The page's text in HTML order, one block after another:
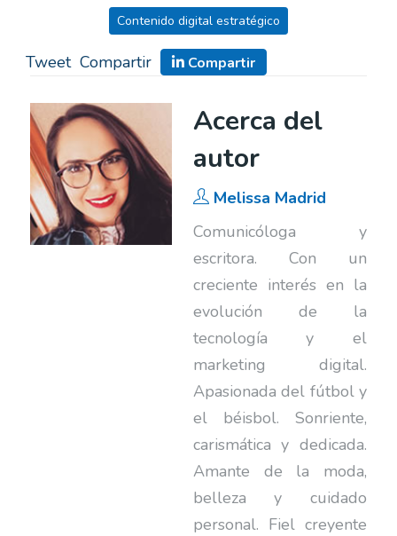
Contenido digital estratégico
Tweet Compartir Compartir
Acerca del
autor
Melissa Madrid
Comunicóloga y
escritora. Con un
creciente interés en la
evolución de la
tecnología y el
marketing digital.
Apasionada del fútbol y
el béisbol. Sonriente,
carismática y dedicada.
Amante de la moda,
belleza y cuidado
personal. Fiel creyente